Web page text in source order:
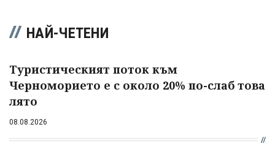
НАЙ-ЧЕТЕНИ
Туристическият поток към
Черноморието е с около 20% по-слаб това
лято
08.08.2026